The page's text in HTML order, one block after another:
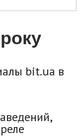
bit.ua в